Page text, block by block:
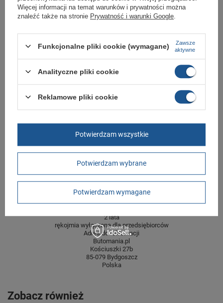
Marka Puma
Symbol 339944 05
Gwarancja Gwarancja
Zapięcie
Długość towaru w
30
Szerokość towaru w
20
Więcej
GWARANCJA
2 lata
rękojmia wyłączona dla przedsiębiorców
Adres do reklamacji
Butomania.pl
Kościuszki 27b
85-079 Bydgoszcz
Polska
Zobacz również
Więcej informacji na temat warunków i prywatności można
znaleźć także na stronie Prywatność i warunki Google
Funkcjonalne pliki cookie (wymagane)
Zawsze
aktywne
Analityczne pliki cookie
Reklamowe pliki cookie
Potwierdzam wybrane
Potwierdzam wymagane
Potwierdzam wszystkie